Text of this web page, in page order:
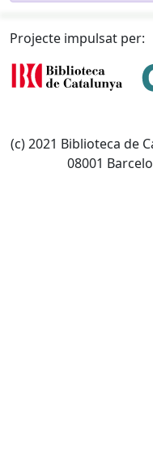
Projecte impulsat per:
(c) 2021 Biblioteca de
08001